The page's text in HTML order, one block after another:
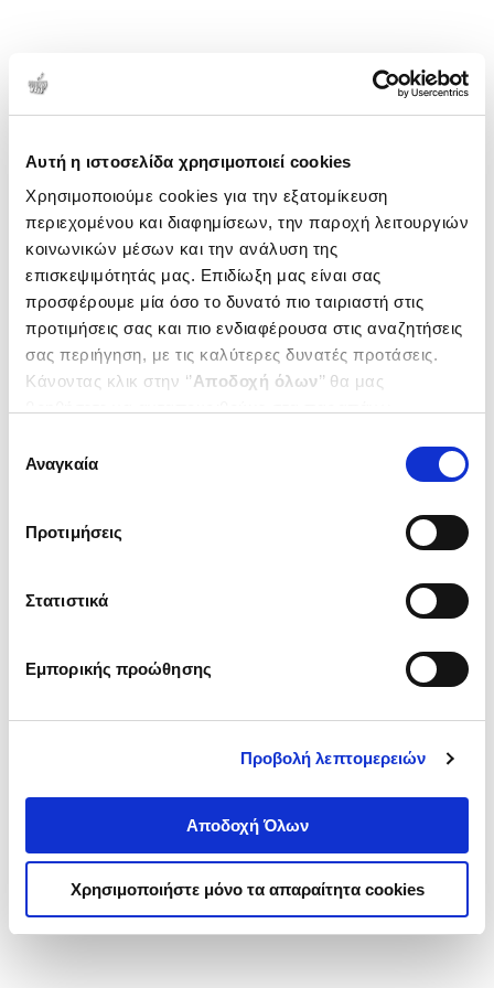
Αυτή η ιστοσελίδα χρησιμοποιεί cookies
Χρησιμοποιούμε cookies για την εξατομίκευση
περιεχομένου και διαφημίσεων, την παροχή λειτουργιών
κοινωνικών μέσων και την ανάλυση της
επισκεψιμότητάς μας. Επιδίωξη μας είναι σας
προσφέρουμε μία όσο το δυνατό πιο ταιριαστή στις
προτιμήσεις σας και πιο ενδιαφέρουσα στις αναζητήσεις
σας περιήγηση, με τις καλύτερες δυνατές προτάσεις.
Κάνοντας κλικ στην ‘’Αποδοχή όλων’’ θα μας
ενδιαφέρουν και να επιλέξετε από τα παρακάτω με την
΄΄και να ενημερωθείτε σχετικά με
συγκατάθεσης
Αναγκαία
Προτιμήσεις
Στατιστικά
Εμπορικής προώθησης
Προβολή λεπτομερειών
Αποδοχή Όλων
Χρησιμοποιήστε μόνο τα απαραίτητα cookies